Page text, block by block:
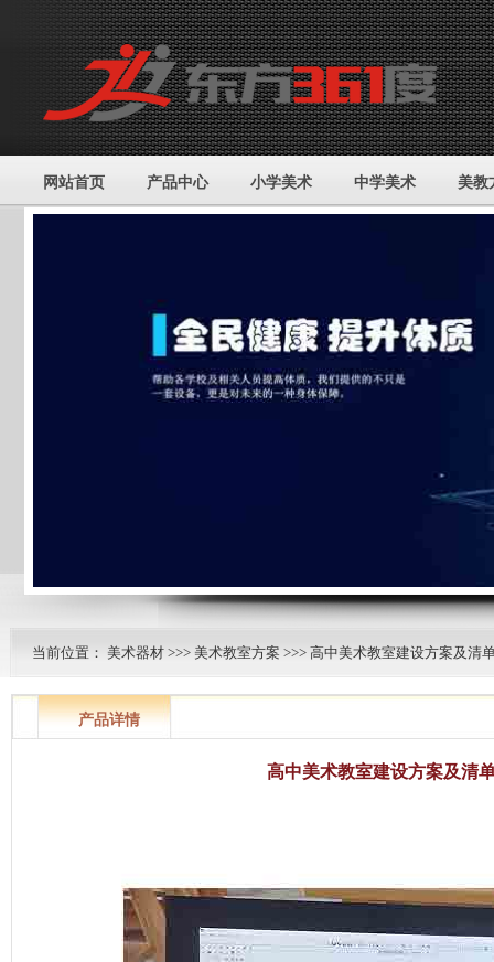
网站首页 产品中心 小学美术 中学美术 美教
当前位置： 美术器材 >>> 美术教室方案 >>> 高中美术教室建设方案及清
产品详情
高中美术教室建设方案及清